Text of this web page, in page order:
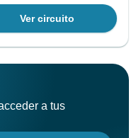
Ver circuito
a tus